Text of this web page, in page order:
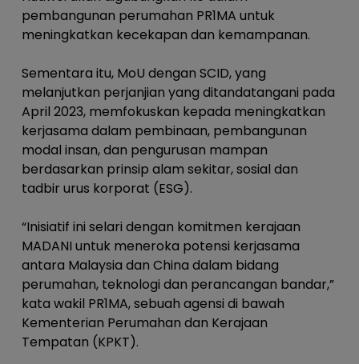
pembangunan perumahan PR1MA untuk
meningkatkan kecekapan dan kemampanan.
Sementara itu, MoU dengan SCID, yang
melanjutkan perjanjian yang ditandatangani pada
April 2023, memfokuskan kepada meningkatkan
kerjasama dalam pembinaan, pembangunan
modal insan, dan pengurusan mampan
berdasarkan prinsip alam sekitar, sosial dan
tadbir urus korporat (ESG).
“Inisiatif ini selari dengan komitmen kerajaan
MADANI untuk meneroka potensi kerjasama
antara Malaysia dan China dalam bidang
perumahan, teknologi dan perancangan bandar,”
kata wakil PR1MA, sebuah agensi di bawah
Kementerian Perumahan dan Kerajaan
Tempatan (KPKT).